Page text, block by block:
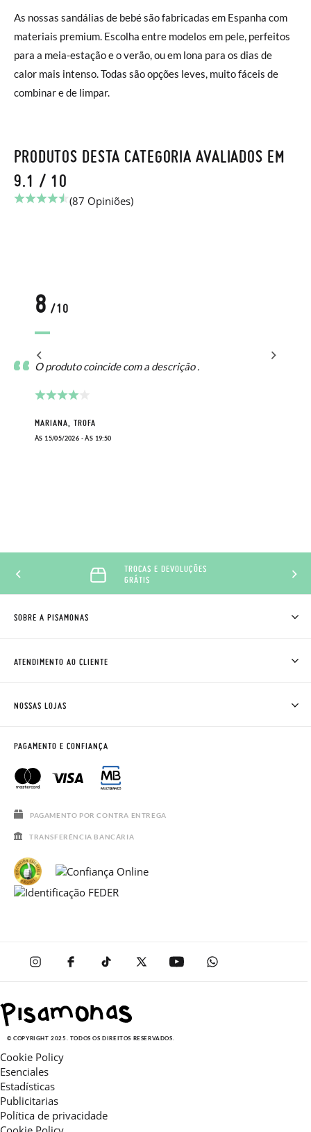
As nossas sandálias de bebé são fabricadas em Espanha com
materiais premium. Escolha entre modelos em pele, perfeitos
para a meia-estação e o verão, ou em lona para os dias de
calor mais intenso. Todas são opções leves, muito fáceis de
combinar e de limpar.
PRODUTOS DESTA CATEGORIA AVALIADOS EM
9.1 / 10
(87 Opiniões)
8 /10
O produto coincide com a descrição .
MARIANA, TROFA
ÀS 15/05/2026 - ÀS 19:50
TROCAS E DEVOLUÇÕES
GRÁTIS
SOBRE A PISAMONAS
AVISO LEGAL, PRIVACIDADE E COOKIES
REBAJAS
ATENDIMENTO AO CLIENTE
HORÁRIO
PERGUNTAS FREQUENTES
NOSSAS LOJAS
PAGAMENTO E CONFIANÇA
PAGAMENTO POR CONTRA ENTREGA
TRANSFERÊNCIA BANCÁRIA
© COPYRIGHT 2025. TODOS OS DIREITOS RESERVADOS.
Cookie Policy
Esenciales
Estadísticas
Publicitarias
Política de privacidade